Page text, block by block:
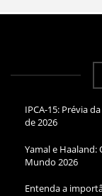
IPCA-15: Prévia
de 2026
Yamal e Haaland:
Mundo 2026
Entenda a